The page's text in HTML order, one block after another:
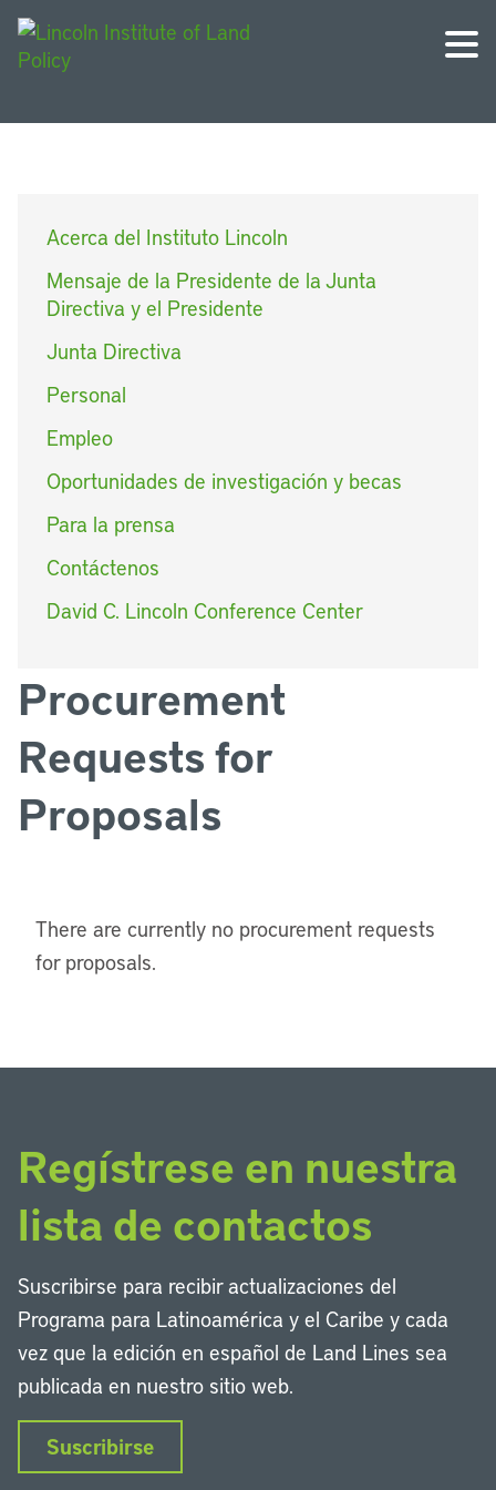
Acerca del Instituto Lincoln
Mensaje de la Presidente de la Junta
Directiva y el Presidente
Junta Directiva
Personal
Empleo
Oportunidades de investigación y becas
Para la prensa
Contáctenos
David C. Lincoln Conference Center
Procurement
Requests for
Proposals
There are currently no procurement requests
for proposals.
Regístrese en nuestra
lista de contactos
Suscribirse para recibir actualizaciones del
Programa para Latinoamérica y el Caribe y cada
vez que la edición en español de Land Lines sea
publicada en nuestro sitio web.
Suscribirse